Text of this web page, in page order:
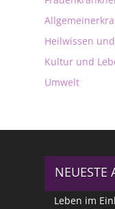
Heilwissen
Kultur und
Umwelt
NEUESTE
Leben im